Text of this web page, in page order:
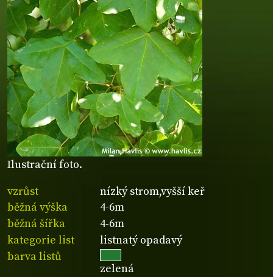
Ilustrační foto.
vzrůst
nízký strom,vyšší keř
běžná výška
4-6m
běžná šířka
4-6m
kategorie list
listnatý opadavý
barva listů
zelená